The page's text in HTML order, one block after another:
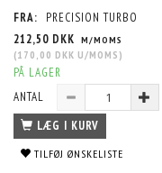
FRA:
PRECISION TURBO
212,50 DKK M/MOMS
(170,00 DKK U/MOMS )
PÅ LAGER
ANTAL
LÆG I KURV
TILFØJ ØNSKELISTE